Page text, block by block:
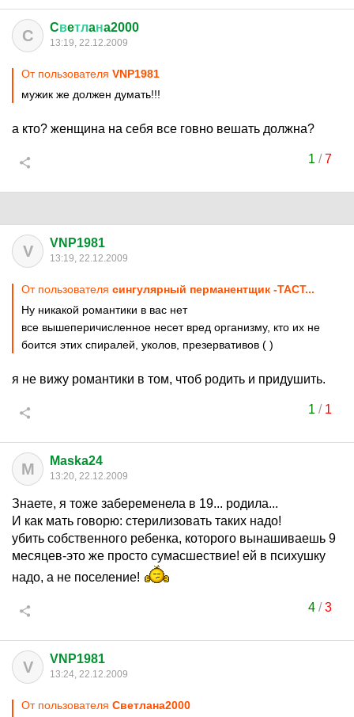
C Cвeтлaнa2000
13:19, 22.12.2009
От пользователя VNP1981
мужик же должен думать!!!
а кто? женщина на себя все говно вешать должна?
1 /7
V VNP1981
13:19, 22.12.2009
От пользователя сингулярный перманентщик -TACT...
Ну никакой романтики в вас нет
все вышеперичисленное несет вред организму, кто их не
боится этих спиралей, уколов, презервативов ( )
я не вижу романтики в том, чтоб родить и придушить.
1 / 1
M Maska24
13:20, 22.12.2009
Знаете, я тоже забеременела в 19... родила...
И как мать говорю: стерилизовать таких надо!
убить собственного ребенка, которого вынашиваешь 9
месяцев-это же просто сумасшествие! ей в психушку
надо, а не поселение!
4/3
V VNP1981
13:24, 22.12.2009
От пользователя Cвeтлaнa2000